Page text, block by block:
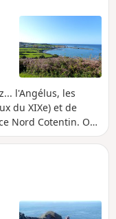
l'Angélus, les
du XIXe) et de
Nord Cotentin. On
assez aérien, qui
des falaises
les îlets du
des ruines de
du petit port du
!